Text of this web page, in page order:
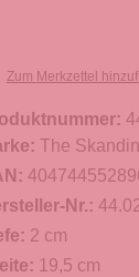
Zum Merkzettel
The
Nr.:
2 cm
19,5 cm